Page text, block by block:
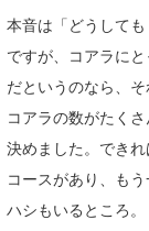
本音は「どうして
ですが、コアラに
だというのなら、そ
コアラの数がたく
決めました。でき
コースがあり、も
ハシもいるところ。
まっきー
三輪予報士
小川予報士
上田純子